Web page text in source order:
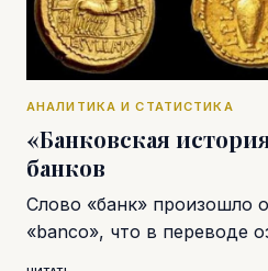
АНАЛИТИКА И СТАТИСТИКА
«Банковская
банков
Слово «банк» произошло
«banco», что в переводе